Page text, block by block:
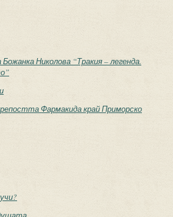
Николова “Тракия – легенда.
Фармакида край Приморско